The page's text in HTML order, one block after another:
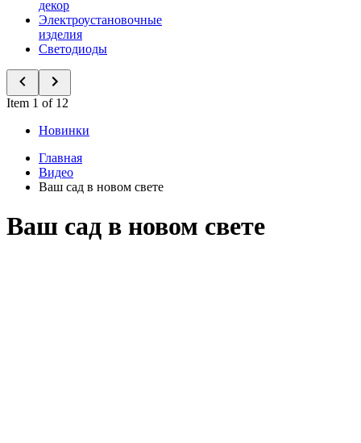
декор
Электроустановочные
изделия
Светодиоды
Item 1 of 12
Новинки
Главная
Видео
Ваш сад в новом свете
Ваш сад в новом свете